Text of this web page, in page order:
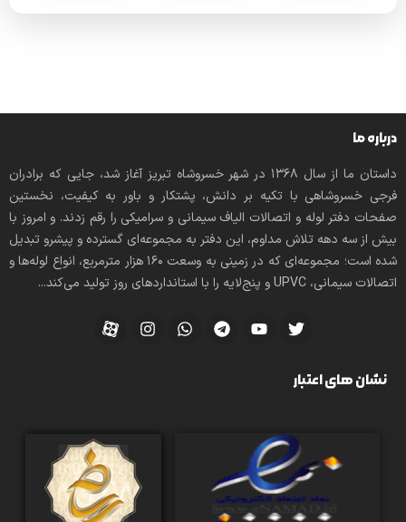
درباره ما
داستان ما از سال ۱۳۶۸ در شهر خسروشاه تبریز آغاز شد، جایی که برادران
فرجی خسروشاهی با تکیه بر دانش، پشتکار و باور به کیفیت، نخستین
صفحات دفتر لوله و اتصالات الیاف سیمانی و سرامیکی را رقم زدند. و امروز با
بیش از سه دهه تلاش مداوم، این دفتر به مجموعه‌ای گسترده و پیشرو تبدیل
شده است؛ مجموعه‌ای که در زمینی به وسعت 160 هزار مترمربع، انواع لوله‌ها و
اتصالات سیمانی، UPVC و پنج‌لایه را با استانداردهای روز تولید می‌کند...
نشان های اعتبار